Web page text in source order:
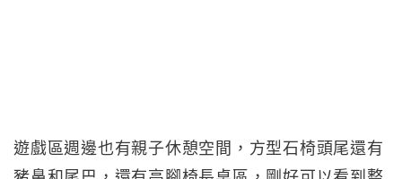
遊戲區週邊也有親子休憩空間，方型石椅頭尾還有